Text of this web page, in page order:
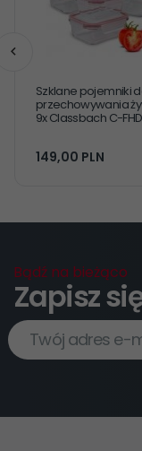
Szklane pojemniki
przechowywania
9x Classbach C-FHD
149,00 PLN
Bądź na bieżąco
Zapisz
Twój adres e-